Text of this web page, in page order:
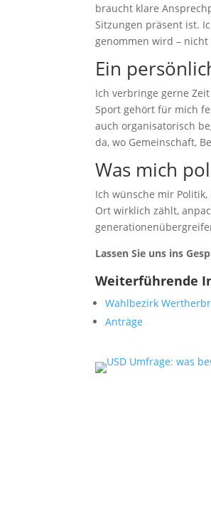
braucht klare
Sitzungen präsent ist.
genommen wird –
Ein
Ich verbringe gerne
Sport gehört für mich
auch organisatorisch
da, wo Gemeinschaft,
Was mich
Ich wünsche mir
Ort wirklich zählt,
Lassen Sie uns ins
Weiterführende
Wahlbezirk
Anträge